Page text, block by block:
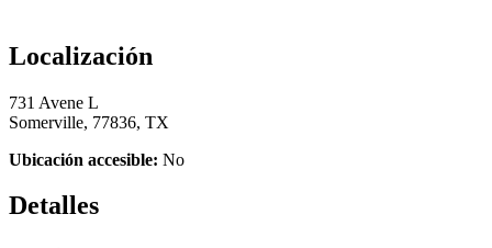
Localización
731 Avene L
Somerville, 77836, TX
Ubicación accesible: No
Detalles